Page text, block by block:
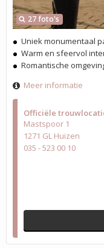
Officiële
Mastspoor 1
1271 GL Huizen
035 - 523 00 10
27 foto's
Uniek monumentaal
Warm en sfeervol
Romantische
Meer informatie